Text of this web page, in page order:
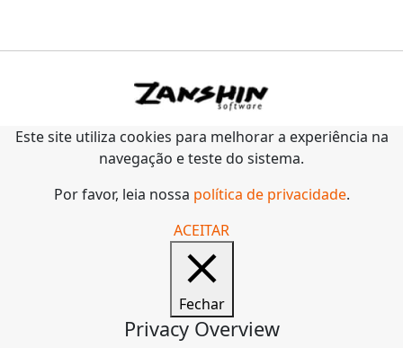
Este site utiliza cookies para melhorar a experiência na
navegação e teste do sistema.
Por favor, leia nossa política de privacidade.
ACEITAR
Fechar
Privacy Overview